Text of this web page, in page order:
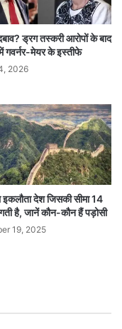
ड्रग तस्करी आरोपों के बाद
गवर्नर-मेयर के इस्तीफे
2026
इकलौता देश जिसकी सीमा 14
है, जानें कौन-कौन हैं पड़ोसी
19, 2025